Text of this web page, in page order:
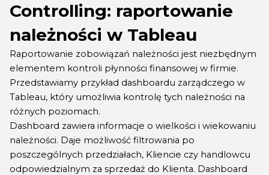
Controlling: raportowanie
należności w Tableau
Raportowanie zobowiązań należności jest niezbędnym
elementem kontroli płynności finansowej w firmie.
Przedstawiamy przykład dashboardu zarządczego w
Tableau, który umożliwia kontrolę tych należności na
różnych poziomach.
Dashboard zawiera informacje o wielkości i wiekowaniu
należności. Daje możliwość filtrowania po
poszczególnych przedziałach, Kliencie czy handlowcu
odpowiedzialnym za sprzedaż do Klienta. Dashboard